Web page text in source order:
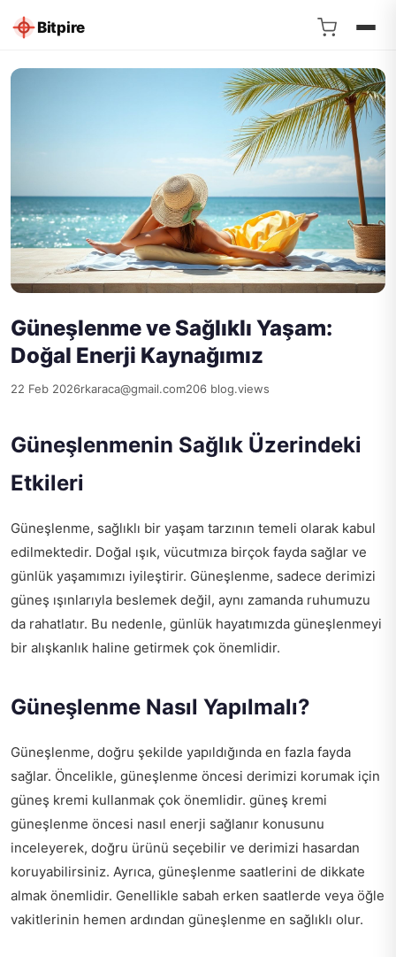
Bitpire
Güneşlenme ve Sağlıklı Yaşam:
Doğal Enerji Kaynağımız
22 Feb 2026rkaraca@gmail.com206 blog.views
Güneşlenmenin Sağlık Üzerindeki
Etkileri
Güneşlenme, sağlıklı bir yaşam tarzının temeli olarak kabul
edilmektedir. Doğal ışık, vücutmıza birçok fayda sağlar ve
günlük yaşamımızı iyileştirir. Güneşlenme, sadece derimizi
güneş ışınlarıyla beslemek değil, aynı zamanda ruhumuzu
da rahatlatır. Bu nedenle, günlük hayatımızda güneşlenmeyi
bir alışkanlık haline getirmek çok önemlidir.
Güneşlenme Nasıl Yapılmalı?
Güneşlenme, doğru şekilde yapıldığında en fazla fayda
sağlar. Öncelikle, güneşlenme öncesi derimizi korumak için
güneş kremi kullanmak çok önemlidir. güneş kremi
güneşlenme öncesi nasıl enerji sağlanır konusunu
inceleyerek, doğru ürünü seçebilir ve derimizi hasardan
koruyabilirsiniz. Ayrıca, güneşlenme saatlerini de dikkate
almak önemlidir. Genellikle sabah erken saatlerde veya öğle
vakitlerinin hemen ardından güneşlenme en sağlıklı olur.